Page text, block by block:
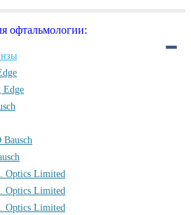
офтальмологии:
Edge
Bausch
Optics Limited
Optics Limited
Optics Limited